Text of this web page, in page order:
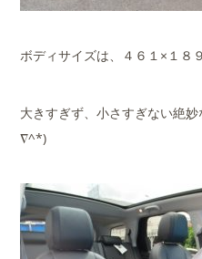
ボディサイズは、４６１×１８
大きすぎず、小さすぎない絶
∇^*)